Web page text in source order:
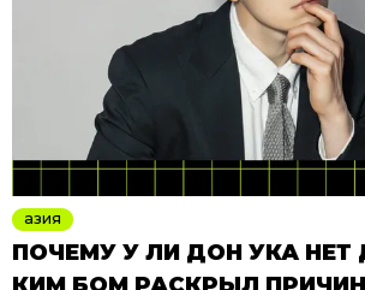
азия
ПОЧЕМУ У ЛИ ДОН УКА НЕТ